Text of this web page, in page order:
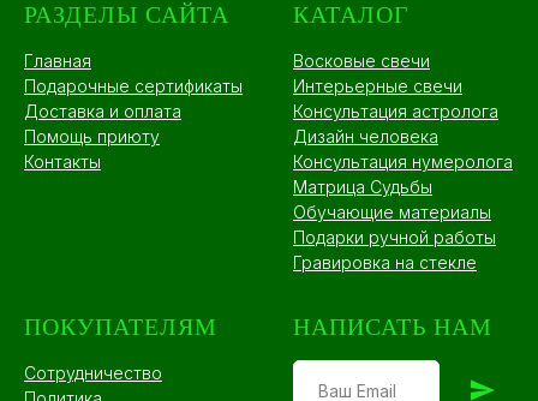
РАЗДЕЛЫ САЙТА
Главная
Подарочные сертификаты
Доставка и оплата
Помощь приюту
Контакты
КАТАЛОГ
Восковые свечи
Интерьерные свечи
Консультация астролога
Дизайн человека
Консультация нумеролога
Матрица Судьбы
Обучающие материалы
Подарки ручной работы
Гравировка на стекле
ПОКУПАТЕЛЯМ
Сотрудничество
НАПИСАТЬ НАМ